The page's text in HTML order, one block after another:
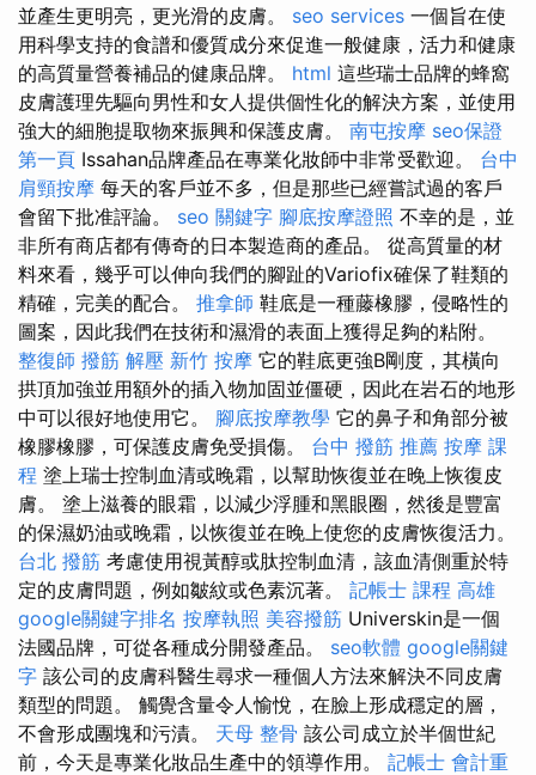
並產生更明亮，更光滑的皮膚。 seo services 一個旨在使
用科學支持的食譜和優質成分來促進一般健康，活力和健康
的高質量營養補品的健康品牌。 html 這些瑞士品牌的蜂窩
皮膚護理先驅向男性和女人提供個性化的解決方案，並使用
強大的細胞提取物來振興和保護皮膚。 南屯按摩 seo保證
第一頁 Issahan品牌產品在專業化妝師中非常受歡迎。 台中
肩頸按摩 每天的客戶並不多，但是那些已經嘗試過的客戶
會留下批准評論。 seo 關鍵字 腳底按摩證照 不幸的是，並
非所有商店都有傳奇的日本製造商的產品。 從高質量的材
料來看，幾乎可以伸向我們的腳趾的Variofix確保了鞋類的
精確，完美的配合。 推拿師 鞋底是一種藤橡膠，侵略性的
圖案，因此我們在技術和濕滑的表面上獲得足夠的粘附。
整復師 撥筋 解壓 新竹 按摩 它的鞋底更強B剛度，其橫向
拱頂加強並用額外的插入物加固並僵硬，因此在岩石的地形
中可以很好地使用它。 腳底按摩教學 它的鼻子和角部分被
橡膠橡膠，可保護皮膚免受損傷。 台中 撥筋 推薦 按摩 課
程 塗上瑞士控制血清或晚霜，以幫助恢復並在晚上恢復皮
膚。 塗上滋養的眼霜，以減少浮腫和黑眼圈，然後是豐富
的保濕奶油或晚霜，以恢復並在晚上使您的皮膚恢復活力。
台北 撥筋 考慮使用視黃醇或肽控制血清，該血清側重於特
定的皮膚問題，例如皺紋或色素沉著。 記帳士 課程 高雄
google關鍵字排名 按摩執照 美容撥筋 Universkin是一個
法國品牌，可從各種成分開發產品。 seo軟體 google關鍵
字 該公司的皮膚科醫生尋求一種個人方法來解決不同皮膚
類型的問題。 觸覺含量令人愉悅，在臉上形成穩定的層，
不會形成團塊和污漬。 天母 整骨 該公司成立於半個世紀
前，今天是專業化妝品生產中的領導作用。 記帳士 會計重